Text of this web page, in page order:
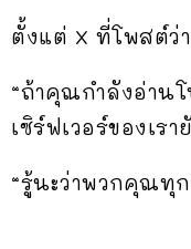
ตั้งแต่ X ที่โพสต์ว่า
“ถ้าคุณกำลังอ่าน
เซิร์ฟเวอร์ของเรา
“รู้นะว่าพวกคุณทุ